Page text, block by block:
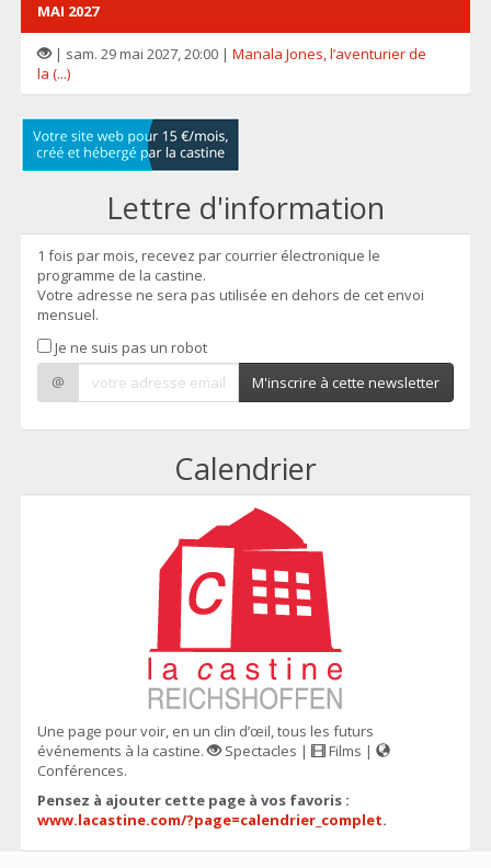
MAI 2027
| sam. 29 mai 2027, 20:00 | Manala Jones, l’aventurier de
la (...)
Lettre d'information
1 fois par mois, recevez par courrier électronique le
programme de la castine.
Votre adresse ne sera pas utilisée en dehors de cet envoi
mensuel.
Je ne suis pas un robot
@
M'inscrire à cette newsletter
Calendrier
Une page pour voir, en un clin d’œil, tous les futurs
événements à la castine.
Spectacles |
Films |
Conférences.
Pensez à ajouter cette page à vos favoris :
www.lacastine.com/?page=calendrier_complet.